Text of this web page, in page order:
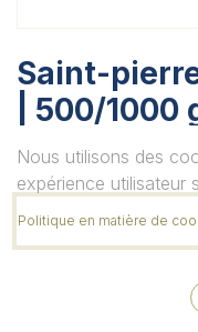
Saint-
| 500/1000
Unité
Quantité
Nous utilisons des
expérience utilisateur
Politique en matière de